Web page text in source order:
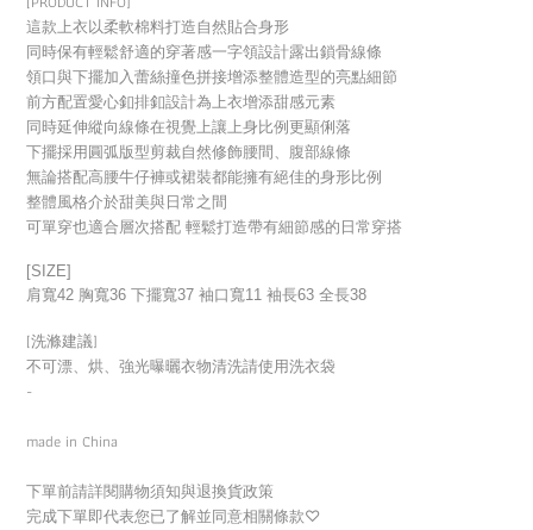
這款上衣以柔軟棉料打造自然貼合身形
同時保有輕鬆舒適的穿著感一字領設計露出鎖骨線條
領口與下擺加入蕾絲撞色拼接增添整體造型的亮點細節
前方配置愛心釦排釦設計為上衣增添甜感元素
同時延伸縱向線條在視覺上讓上身比例更顯俐落
下擺採用圓弧版型剪裁自然修飾腰間、腹部線條
無論搭配高腰牛仔褲或裙裝都能擁有絕佳的身形比例
整體風格介於甜美與日常之間
可單穿也適合層次搭配 輕鬆打造帶有細節感的日常穿搭
[SIZE]
肩寬42 胸寬36 下擺寬37 袖口寬11 袖長63 全長38
[洗滌建議]
不可漂、烘、強光曝曬衣物清洗請使用洗衣袋
-
made in China
下單前請詳閱購物須知與退換貨政策
完成下單即代表您已了解並同意相關條款♡